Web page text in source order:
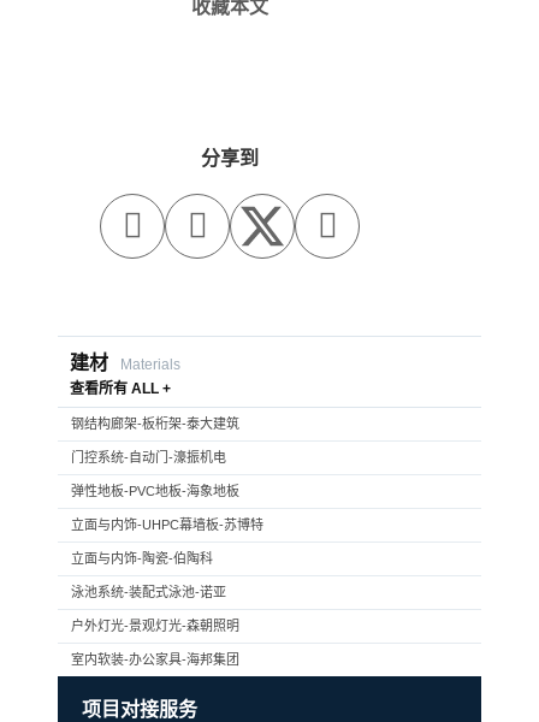
收藏本文
分享到
  
建材
Materials
查看所有 ALL +
钢结构廊架-板桁架-泰大建筑
门控系统-自动门-濠振机电
弹性地板-PVC地板-海象地板
立面与内饰-UHPC幕墙板-苏博特
立面与内饰-陶瓷-伯陶科
泳池系统-装配式泳池-诺亚
户外灯光-景观灯光-森朝照明
室内软装-办公家具-海邦集团
项目对接服务